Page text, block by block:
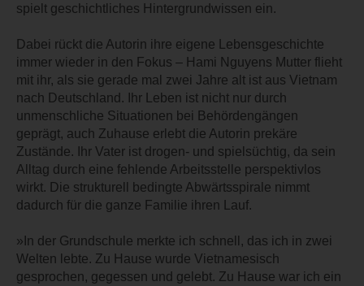
spielt geschichtliches Hintergrundwissen ein.
Dabei rückt die Autorin ihre eigene Lebensgeschichte
immer wieder in den Fokus – Hami Nguyens Mutter flieht
mit ihr, als sie gerade mal zwei Jahre alt ist aus Vietnam
nach Deutschland. Ihr Leben ist nicht nur durch
unmenschliche Situationen bei Behördengängen
geprägt, auch Zuhause erlebt die Autorin prekäre
Zustände. Ihr Vater ist drogen- und spielsüchtig, da sein
Alltag durch eine fehlende Arbeitsstelle perspektivlos
wirkt. Die strukturell bedingte Abwärtsspirale nimmt
dadurch für die ganze Familie ihren Lauf.
»In der Grundschule merkte ich schnell, das ich in zwei
Welten lebte. Zu Hause wurde Vietnamesisch
gesprochen, gegessen und gelebt. Zu Hause war ich ein